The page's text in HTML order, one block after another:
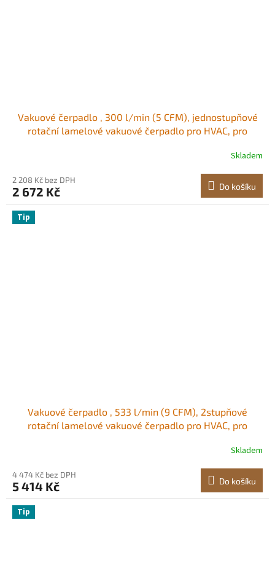
Vakuové čerpadlo , 300 l/min (5 CFM), jednostupňové
rotační lamelové vakuové čerpadlo pro HVAC, pro
pro autoklimatizaci s olejovou lahví, pro údržbu
automobilových klimatizací, odplyňování pryskyřice
Skladem
2 208 Kč bez DPH
2 672 Kč Do košíku
Tip
Vakuové čerpadlo , 533 l/min (9 CFM), 2stupňové
rotační lamelové vakuové čerpadlo pro HVAC, pro
pro autoklimatizaci s olejovou lahví, pro údržbu
automobilových klimatizací, odplyňování pryskyřice
Skladem
4 474 Kč bez DPH
5 414 Kč Do košíku
Tip